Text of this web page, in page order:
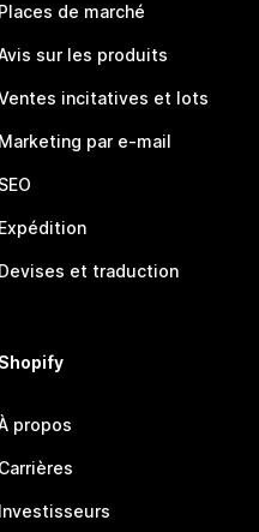
Places de marché
sur les produits
incitatives et lots
Marketing par e-mail
SEO
Expédition
Devises et traduction
Shopify
propos
Carrières
Investisseurs